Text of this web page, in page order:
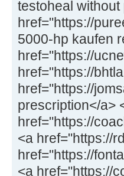
testoheal
href="https://
5000-hp kaufen
href="https://
href="https://
href="https://
prescription</a>
href="https://
<a href="https://
href="https://
<a href="https://